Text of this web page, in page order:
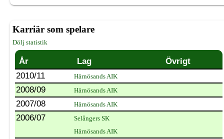
Karriär som spelare
Dölj statistik
År Lag
Övrigt
2010/11
Härnösands AIK
2008/09 Härnösands AIK
2007/08 Härnösands AIK
2006/07
Selångers SK
Härnösands AIK